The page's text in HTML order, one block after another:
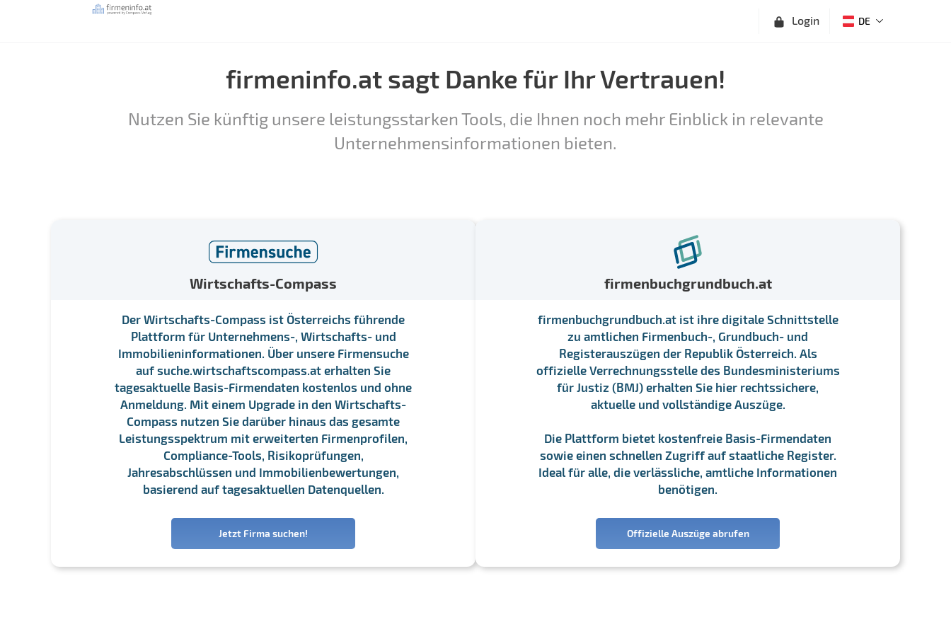
Login DE
firmeninfo.at sagt Danke für Ihr Vertrauen!
Nutzen Sie künftig unsere leistungsstarken Tools, die Ihnen noch mehr Einblick in relevante
Unternehmensinformationen bieten.
Wirtschafts-Compass
Der Wirtschafts-Compass ist Österreichs führende
Plattform für Unternehmens-, Wirtschafts- und
Immobilieninformationen. Über unsere Firmensuche
auf suche.wirtschaftscompass.at erhalten Sie
tagesaktuelle Basis-Firmendaten kostenlos und ohne
Anmeldung. Mit einem Upgrade in den Wirtschafts-
Compass nutzen Sie darüber hinaus das gesamte
Leistungsspektrum mit erweiterten Firmenprofilen,
Compliance-Tools, Risikoprüfungen,
Jahresabschlüssen und Immobilienbewertungen,
basierend auf tagesaktuellen Datenquellen.
Jetzt Firma suchen!
firmenbuchgrundbuch.at
firmenbuchgrundbuch.at ist ihre digitale Schnittstelle
zu amtlichen Firmenbuch-, Grundbuch- und
Registerauszügen der Republik Österreich. Als
offizielle Verrechnungsstelle des Bundesministeriums
für Justiz (BMJ) erhalten Sie hier rechtssichere,
aktuelle und vollständige Auszüge.
Die Plattform bietet kostenfreie Basis-Firmendaten
sowie einen schnellen Zugriff auf staatliche Register.
Ideal für alle, die verlässliche, amtliche Informationen
benötigen.
Offizielle Auszüge abrufen